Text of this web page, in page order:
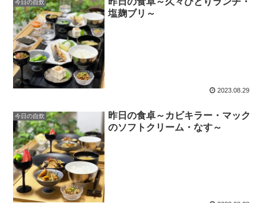
今日の自炊
塩麹ブリ～
2023.08.29
今日の自炊
昨日の食卓～カビキラー・マック
のソフトクリーム・なす～